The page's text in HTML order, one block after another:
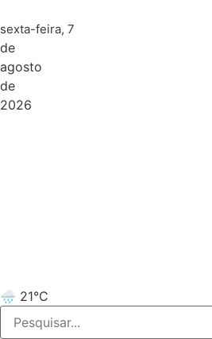
sexta-feira, 7
de
agosto
de
2026
🌧️ 21°C